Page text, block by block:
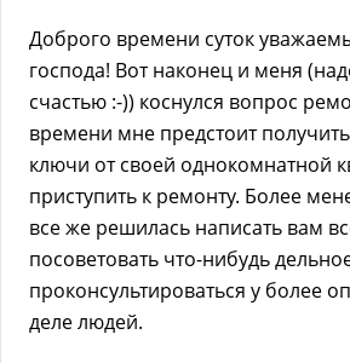
Доброго времени суток
господа! Вот наконец и меня
счастью :-)) коснулся вопрос
времени мне предстоит
ключи от своей однокомнатной
приступить к ремонту. Более
все же решилась написать вам
посоветовать что-нибудь
проконсультироваться у более
деле людей.